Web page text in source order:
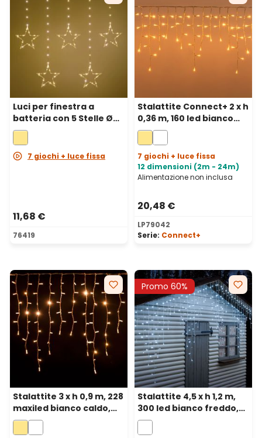
Luci per finestra a
batteria con 5 Stelle Ø
23 cm, h 0,86 m, 80
microled bianco caldo,
cavo metal argento
7 giochi + luce fissa
11,68 €
76419
Stalattite Connect+ 2 x h
0,36 m, 160 led bianco
caldo, cavo trasparente,
prolungabile
7 giochi + luce fissa
12 dimensioni (2m - 24m)
Alimentazione non inclusa
20,48 €
LP79042
Serie: Connect+
Stalattite 3 x h 0,9 m, 228
maxiled bianco caldo,
cavo bianco,
prolungabile, IP67
Promo 60%
Stalattite 4,5 x h 1,2 m,
300 led bianco freddo,
cavo bianco,
prolungabile